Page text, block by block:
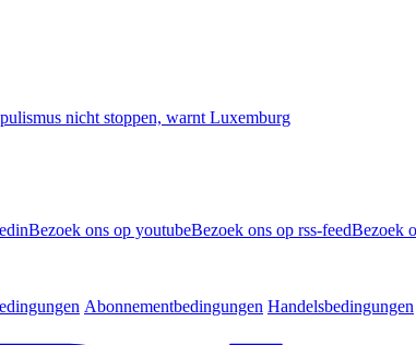
nicht stoppen, warnt Luxemburg
Bezoek ons op youtubeBezoek ons op rss-feedBezoek
Abonnementbedingungen Handelsbedingungen